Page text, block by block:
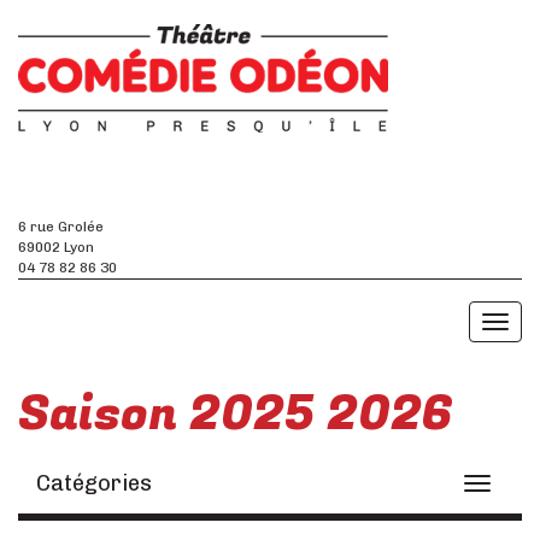
6 rue Grolée
69002 Lyon
04 78 82 86 30
Toggle
Saison 2025 2026
Toggle
Catégories